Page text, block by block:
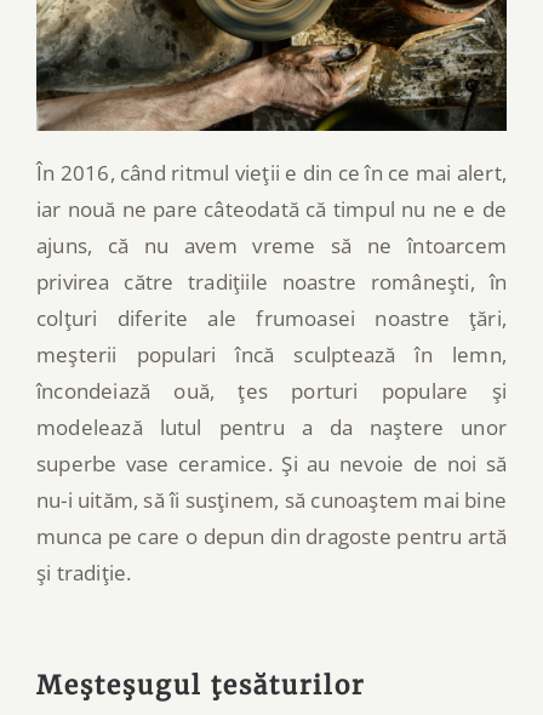
În 2016, când ritmul vieţii e din ce în ce mai alert,
iar nouă ne pare câteodată că timpul nu ne e de
ajuns, că nu avem vreme să ne întoarcem
privirea către tradiţiile noastre româneşti, în
colţuri diferite ale frumoasei noastre ţări,
meşterii populari încă sculptează în lemn,
încondeiază ouă, ţes porturi populare şi
modelează lutul pentru a da naştere unor
superbe vase ceramice. Şi au nevoie de noi să
nu-i uităm, să îi susţinem, să cunoaştem mai bine
munca pe care o depun din dragoste pentru artă
şi tradiţie.
Meşteşugul ţesăturilor